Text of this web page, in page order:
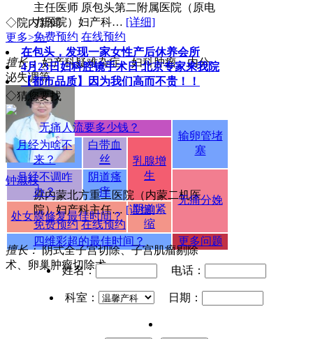
主任医师 原包头第二附属医院（原电
力医院）妇产科… [详细]
免费预约 在线预约
擅长：妇产科疑难杂症、妇科肿瘤、内分
泌失调等
钟淑枝
原内蒙北方重工医院（内蒙二机医
院）妇产科主任… [详细]
免费预约 在线预约
擅长：阴式全子宫切除、子宫肌瘤剔除
术、卵巢肿瘤切除术。
◇院内新闻
更多>>>
在包头，发现一家女性产后休养会所
4月23日妇科腔镜手术日 北京专家来我院
【都市品质】因为我们高而不贵！！
◇猜您要找
无痛人流要多少钱？
输卵管堵
塞
月经为啥不
来？
白带血
丝
乳腺增
生
月经不调咋
办？
阴道瘙
痒
无痛分娩
处女膜修复最佳时间？
阴道紧
缩
四维彩超的最佳时间？
更多问题
姓名： 电话：
科室： 日期：